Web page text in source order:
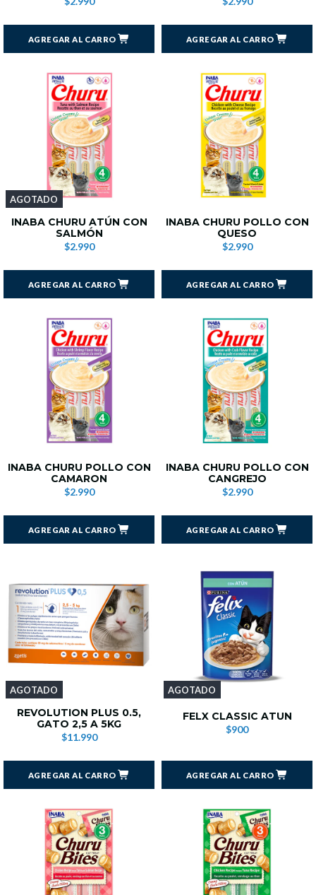
AGREGAR AL CARRO AGREGAR AL CARRO
AGOTADO
INABA CHURU ATÚN CON
SALMÓN
$2.990
AGREGAR AL CARRO
INABA CHURU POLLO CON
QUESO
$2.990
AGREGAR AL CARRO
INABA CHURU POLLO CON
CAMARON
$2.990
AGREGAR AL CARRO
INABA CHURU POLLO CON
CANGREJO
$2.990
AGREGAR AL CARRO
AGOTADO
REVOLUTION PLUS 0.5,
GATO 2,5 A 5KG
$11.990
AGREGAR AL CARRO
AGOTADO
FELX CLASSIC ATUN
$900
AGREGAR AL CARRO